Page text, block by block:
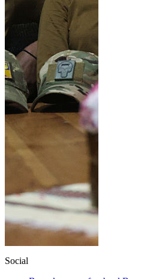
Social